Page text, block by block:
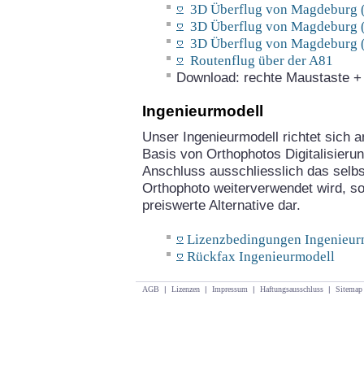
3D Überflug von Magdeburg
3D Überflug von
3D Überflug von Magdeburg
Routenflug über der A81
Download: rechte Maustaste
Ingenieurmodell
Unser Ingenieurmodell richtet sich
Basis von Orthophotos
Anschluss ausschliesslich das
Orthophoto weiterverwendet wird,
preiswerte Alternative dar.
Lizenzbedingungen
Rückfax Ingenieurmodell
AGB | Lizenzen | Impressum | Haftungsausschluss | Sitemap